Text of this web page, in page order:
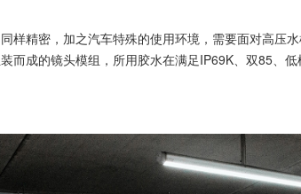
样精密，加之汽车特殊的使用环境，需要面对高压
而成的镜头模组，所用胶水在满足IP69K、双85、